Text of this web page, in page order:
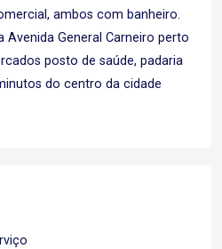
ambos com banheiro.
Avenida General Carneiro perto
posto de saúde, padaria
do centro da cidade